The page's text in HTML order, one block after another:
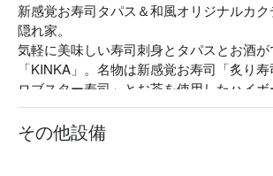
【無菜單七道料理】
新感覚お寿司タパス＆和風オリジナルカ
隠れ家。
気軽に美味しい寿司刺身とタパスとお酒
「KINKA」。名物は新感覚お寿司「炙り
ロブスター寿司」とお茶を使用したハイ
ル」。
店内は、お洒落で温かみのある素材を使用
ビジネス利用の他、カウンターで一人ふら
その他設備